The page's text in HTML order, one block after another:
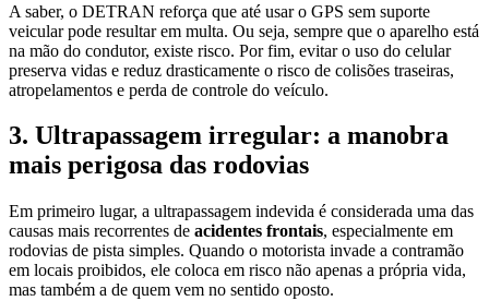
A saber, o DETRAN reforça que até usar o GPS sem suporte
veicular pode resultar em multa. Ou seja, sempre que o aparelho está
na mão do condutor, existe risco. Por fim, evitar o uso do celular
preserva vidas e reduz drasticamente o risco de colisões traseiras,
atropelamentos e perda de controle do veículo.
3. Ultrapassagem irregular: a manobra
mais perigosa das rodovias
Em primeiro lugar, a ultrapassagem indevida é considerada uma das
causas mais recorrentes de acidentes frontais, especialmente em
rodovias de pista simples. Quando o motorista invade a contramão
em locais proibidos, ele coloca em risco não apenas a própria vida,
mas também a de quem vem no sentido oposto.